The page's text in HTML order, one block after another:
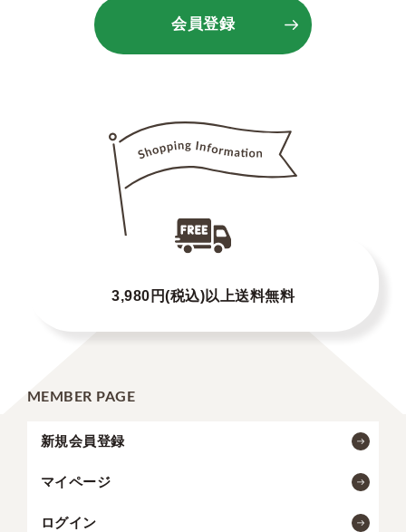
会員登録
3,980円(税込)以上送料無料
MEMBER PAGE
新規会員登録
マイページ
ログイン